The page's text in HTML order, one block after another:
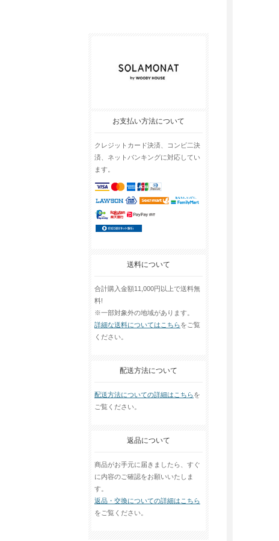
お支払い方法について
クレジットカード決済、コンビ二決
済、ネットバンキングに対応してい
ます。
送料について
合計購入金額11,000円以上で送料無
料!
※一部対象外の地域があります。
詳細な送料についてはこちらをご覧
ください。
配送方法について
配送方法についての詳細はこちらを
ご覧ください。
返品について
商品がお手元に届きましたら、すぐ
に内容のご確認をお願いいたしま
す。
返品・交換についての詳細はこちら
をご覧ください。